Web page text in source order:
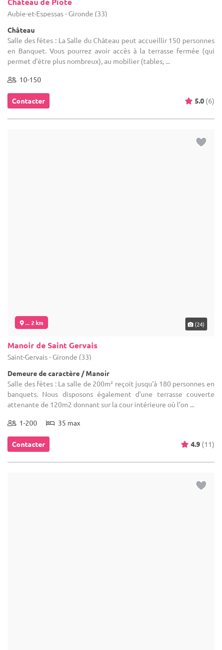
Aubie-et-Espessas - Gironde (33)
Château
Salle des fêtes : La Salle du Château peut accueillir 150 personnes
en Banquet. Vous pourrez avoir accès à la terrasse fermée (qui
permet d'être plus nombreux), au mobilier (tables, ...
10-150
Contacter 5.0 (6)
... 2 km (24)
Manoir de Saint Gervais
Saint-Gervais - Gironde (33)
Demeure de caractère / Manoir
Salle des fêtes : La salle de 200m² reçoit jusqu'à 180 personnes en
banquets. Nous disposons également d'une terrasse couverte
attenante de 120m2 donnant sur la cour intérieure où l'on ...
1-200 35 max
Contacter 4.9 (11)